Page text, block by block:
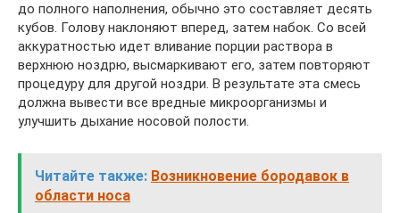
до полного наполнения, обычно это составляет десять
кубов. Голову наклоняют вперед, затем набок. Со всей
аккуратностью идет вливание порции раствора в
верхнюю ноздрю, высмаркивают его, затем повторяют
процедуру для другой ноздри. В результате эта смесь
должна вывести все вредные микроорганизмы и
улучшить дыхание носовой полости.
Читайте также: Возникновение бородавок в
области носа